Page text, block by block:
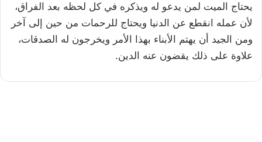
يحتاج الميت لمن يدعو له ويذكره في كل لحظه بعد الفراق،
لأن عمله انقطع عن الدنيا ويحتاج للرحمات من حين إلى آخر
ومن الجيد أن يهتم الأبناء بهذا الأمر ويخرجون له الصدقات،
علاوة على ذلك يقضون عنه الدين.